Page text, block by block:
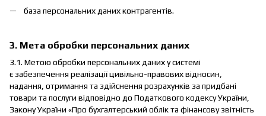
база персональних даних контрагентів.
3. Мета обробки персональних даних
3.1. Метою обробки персональних даних у системі
є забезпечення реалізації цивільно-правових відносин,
надання, отримання та здійснення розрахунків за придбані
товари та послуги відповідно до Податкового кодексу України,
Закону України «Про бухгалтерський облік та фінансову звітність